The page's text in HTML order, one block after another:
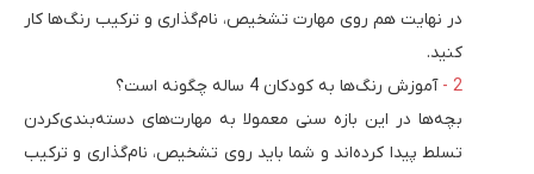
در نهایت هم روی مهارت تشخیص، نام‌گذاری و ترکیب رنگ‌ها کار
کنید.
آموزش رنگ‌ها به کودکان 4 ساله چگونه است؟
بچه‌ها در این بازه سنی معمولا به مهارت‌های دسته‌بندی‌کردن
تسلط پیدا کرده‌اند و شما باید روی تشخیص، نام‌گذاری و ترکیب